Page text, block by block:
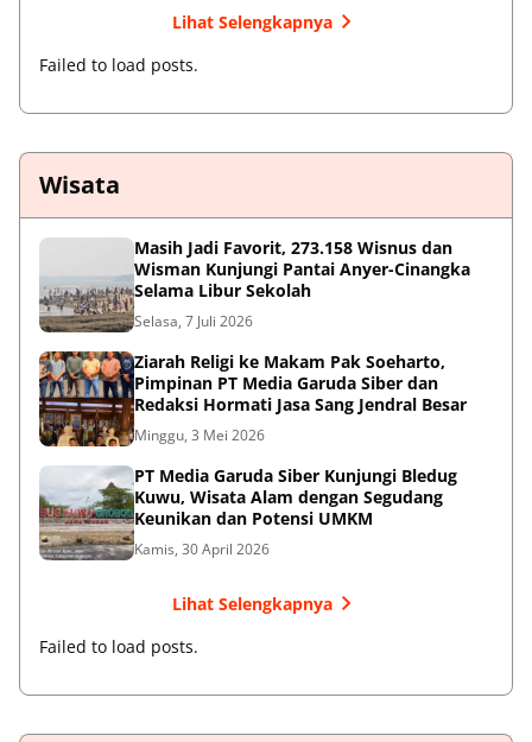
Lihat Selengkapnya
Failed to load posts.
Wisata
Masih Jadi Favorit, 273.158 Wisnus dan
Wisman Kunjungi Pantai Anyer-Cinangka
Selama Libur Sekolah
Selasa, 7 Juli 2026
Ziarah Religi ke Makam Pak Soeharto,
Pimpinan PT Media Garuda Siber dan
Redaksi Hormati Jasa Sang Jendral Besar
Minggu, 3 Mei 2026
PT Media Garuda Siber Kunjungi Bledug
Kuwu, Wisata Alam dengan Segudang
Keunikan dan Potensi UMKM
Kamis, 30 April 2026
Lihat Selengkapnya
Failed to load posts.